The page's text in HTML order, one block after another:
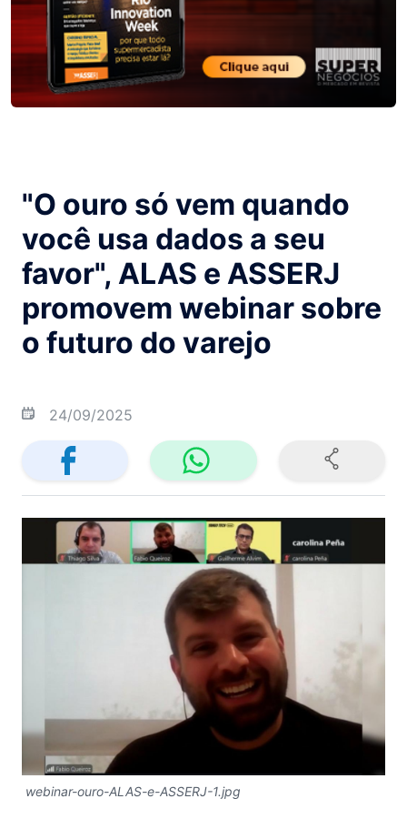
"O ouro só vem quando
você usa dados a seu
favor", ALAS e ASSERJ
promovem webinar sobre
o futuro do varejo
24/09/2025
webinar-ouro-ALAS-e-ASSERJ-1.jpg